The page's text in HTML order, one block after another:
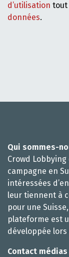
d’utilisation tout
données.
Qui sommes-
Crowd
campagne en
intéressées
leur tiennent à
pour une
plateforme est
développée lors
Contact médias